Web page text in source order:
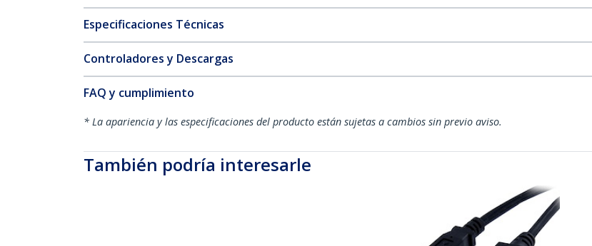
Especificaciones Técnicas
Controladores y Descargas
FAQ y cumplimiento
* La apariencia y las especificaciones del producto están sujetas a cambios sin previo aviso.
También podría interesarle